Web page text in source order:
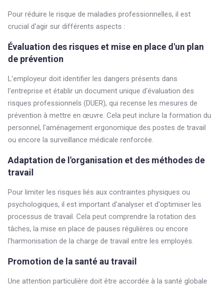
Pour réduire le risque de maladies professionnelles, il est
crucial d'agir sur différents aspects :
Évaluation des risques et mise en place d'un plan
de prévention
L'employeur doit identifier les dangers présents dans
l'entreprise et établir un document unique d'évaluation des
risques professionnels (DUER), qui recense les mesures de
prévention à mettre en œuvre. Cela peut inclure la formation du
personnel, l'aménagement ergonomique des postes de travail
ou encore la surveillance médicale renforcée.
Adaptation de l'organisation et des méthodes de
travail
Pour limiter les risques liés aux contraintes physiques ou
psychologiques, il est important d'analyser et d'optimiser les
processus de travail. Cela peut comprendre la rotation des
tâches, la mise en place de pauses régulières ou encore
l'harmonisation de la charge de travail entre les employés.
Promotion de la santé au travail
Une attention particulière doit être accordée à la santé globale